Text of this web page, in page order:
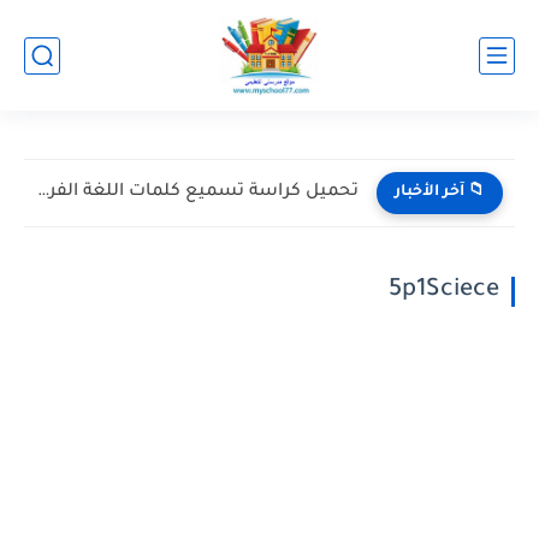
📁 آخر الأخبار تحميل كتاب Merci لغة فرنسية للصف الأول الثانوى الترم الأول...
5p1Sciece